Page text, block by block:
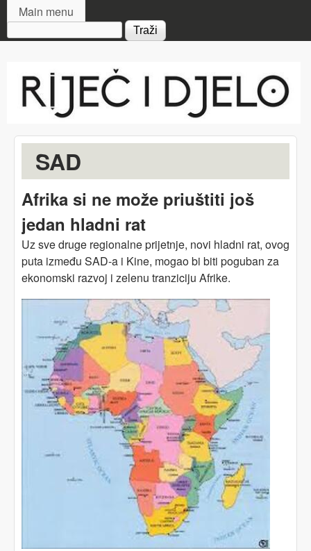
MAIN MENU
Main menu
Search form
i djelo
SAD
Afrika si ne može priuštiti još
jedan hladni rat
Uz sve druge regionalne prijetnje, novi hladni rat, ovog
puta između SAD-a i Kine, mogao bi biti poguban za
ekonomski razvoj i zelenu tranziciju Afrike.